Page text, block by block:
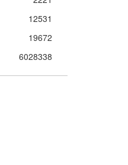
12531
19672
6028338